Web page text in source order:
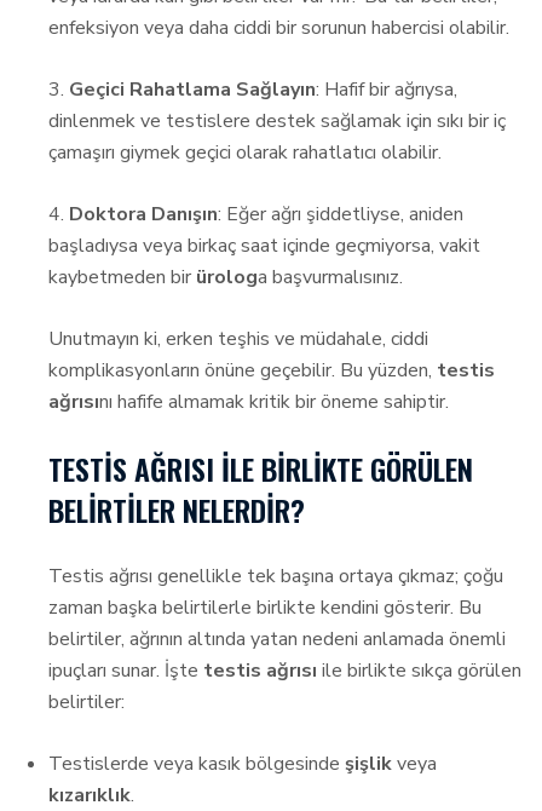
enfeksiyon veya daha ciddi bir sorunun habercisi olabilir.
3. Geçici Rahatlama Sağlayın: Hafif bir ağrıysa,
dinlenmek ve testislere destek sağlamak için sıkı bir iç
çamaşırı giymek geçici olarak rahatlatıcı olabilir.
4. Doktora Danışın: Eğer ağrı şiddetliyse, aniden
başladıysa veya birkaç saat içinde geçmiyorsa, vakit
kaybetmeden bir ürologa başvurmalısınız.
Unutmayın ki, erken teşhis ve müdahale, ciddi
komplikasyonların önüne geçebilir. Bu yüzden, testis
ağrısını hafife almamak kritik bir öneme sahiptir.
TESTIS AĞRISI ILE BIRLIKTE GÖRÜLEN
BELIRTILER NELERDIR?
Testis ağrısı genellikle tek başına ortaya çıkmaz; çoğu
zaman başka belirtilerle birlikte kendini gösterir. Bu
belirtiler, ağrının altında yatan nedeni anlamada önemli
ipuçları sunar. İşte testis ağrısı ile birlikte sıkça görülen
belirtiler:
Testislerde veya kasık bölgesinde şişlikveya
kızarıklık.